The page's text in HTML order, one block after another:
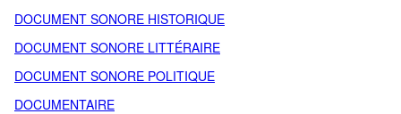
DOCUMENT SONORE HISTORIQUE
DOCUMENT SONORE LITTÉRAIRE
DOCUMENT SONORE POLITIQUE
DOCUMENTAIRE